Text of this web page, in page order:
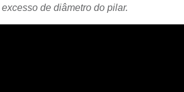
de diâmetro do pilar.